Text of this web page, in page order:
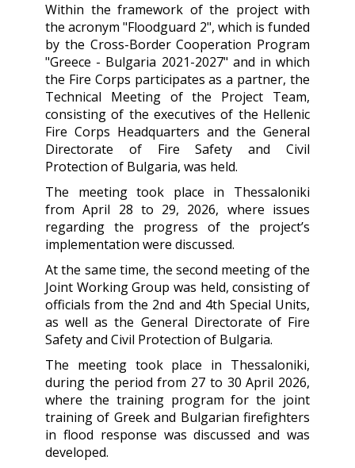
Within the framework of the project with
the acronym "Floodguard 2", which is funded
by the Cross-Border Cooperation Program
"Greece - Bulgaria 2021-2027" and in which
the Fire Corps participates as a partner, the
Technical Meeting of the Project Team,
consisting of the executives of the Hellenic
Fire Corps Headquarters and the General
Directorate of Fire Safety and Civil
Protection of Bulgaria, was held.
The meeting took place in Thessaloniki
from April 28 to 29, 2026, where issues
regarding the progress of the project’s
implementation were discussed.
At the same time, the second meeting of the
Joint Working Group was held, consisting of
officials from the 2nd and 4th Special Units,
as well as the General Directorate of Fire
Safety and Civil Protection of Bulgaria.
The meeting took place in Thessaloniki,
during the period from 27 to 30 April 2026,
where the training program for the joint
training of Greek and Bulgarian firefighters
in flood response was discussed and was
developed.